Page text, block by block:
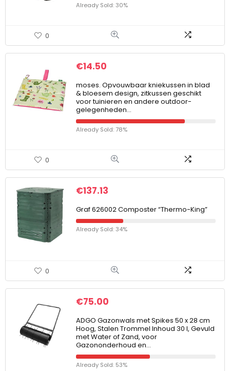
Already Sold: 30%
0
€14.50
moses. Opvouwbaar kniekussen in blad
& bloesem design, zitkussen geschikt
voor tuinieren en andere outdoor-
gelegenheden…
Already Sold: 78%
0
€137.13
Graf 626002 Composter “Thermo-King”
Already Sold: 34%
0
€75.00
ADGO Gazonwals met Spikes 50 x 28 cm
Hoog, Stalen Trommel Inhoud 30 l, Gevuld
met Water of Zand, voor
Gazononderhoud en…
Already Sold: 53%